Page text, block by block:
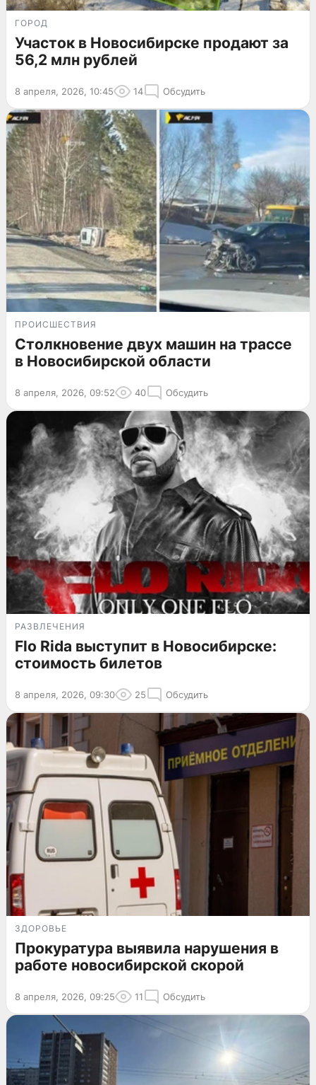
ГОРОД
Участок в Новосибирске продают за
56,2 млн рублей
8 апреля, 2026, 10:45 14 Обсудить
ПРОИСШЕСТВИЯ
Столкновение двух машин на трассе
в Новосибирской области
8 апреля, 2026, 09:52 40 Обсудить
РАЗВЛЕЧЕНИЯ
Flo Rida выступит в Новосибирске:
стоимость билетов
8 апреля, 2026, 09:30 25 Обсудить
ЗДОРОВЬЕ
Прокуратура выявила нарушения в
работе новосибирской скорой
8 апреля, 2026, 09:25 11 Обсудить